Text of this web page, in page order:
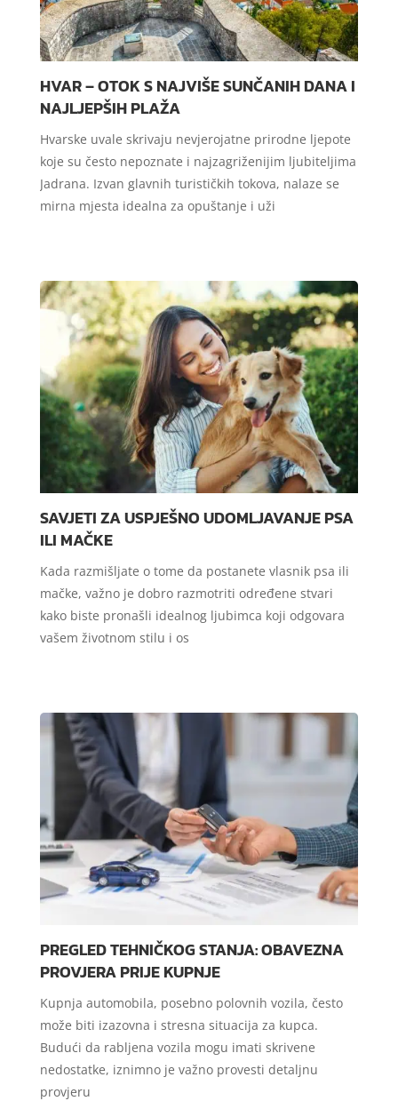
HVAR – OTOK S NAJVIŠE SUNČANIH DANA I
NAJLJEPŠIH PLAŽA
Hvarske uvale skrivaju nevjerojatne prirodne ljepote
koje su često nepoznate i najzagriženijim ljubiteljima
Jadrana. Izvan glavnih turističkih tokova, nalaze se
mirna mjesta idealna za opuštanje i uži
SAVJETI ZA USPJEŠNO UDOMLJAVANJE PSA
ILI MAČKE
Kada razmišljate o tome da postanete vlasnik psa ili
mačke, važno je dobro razmotriti određene stvari
kako biste pronašli idealnog ljubimca koji odgovara
vašem životnom stilu i os
PREGLED TEHNIČKOG STANJA: OBAVEZNA
PROVJERA PRIJE KUPNJE
Kupnja automobila, posebno polovnih vozila, često
može biti izazovna i stresna situacija za kupca.
Budući da rabljena vozila mogu imati skrivene
nedostatke, iznimno je važno provesti detaljnu
provjeru